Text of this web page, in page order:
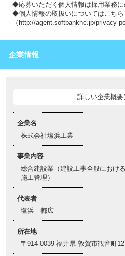
◆応募いただく個人情報は採用業務に
◆個人情報の取扱いについてはこちら
（http://agent.softbankhc.jp/privacy-
企業情報
詳しい企業概要
企業名
株式会社塩浜工業
事業内容
総合建設業（建設工事全般におけ
施工管理）
代表者
塩浜 都広
所在地
〒914-0039 福井県 敦賀市観音町